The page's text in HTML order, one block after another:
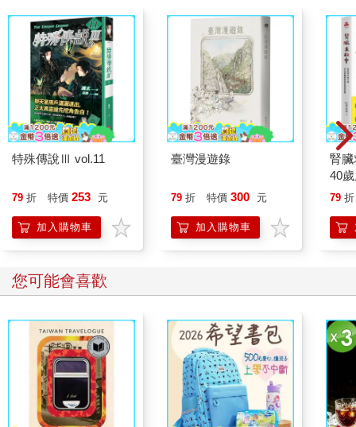
特殊傳說Ⅲ vol.11
79 折 特價 253 元
加入購物車
臺灣漫遊錄
79 折 特價 300 元
加入購物車
腎
40
就
79 折
您可能會喜歡